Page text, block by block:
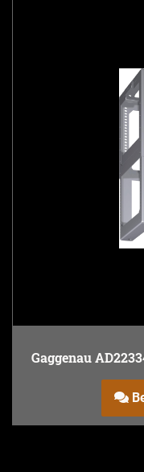
Gaggenau